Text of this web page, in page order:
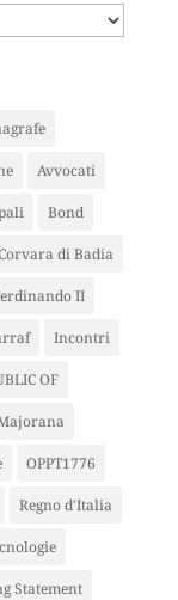
Avvocati
Bond
di Badia
II
Incontri
OF
OPPT1776
Regno d'Italia
Statement